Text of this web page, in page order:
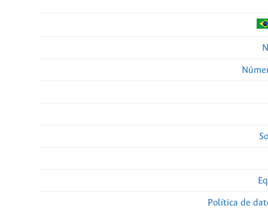
Política de